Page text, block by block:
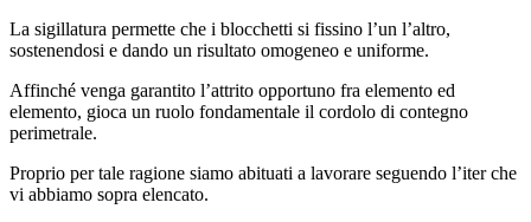
La sigillatura permette che i blocchetti si fissino l’un l’altro,
sostenendosi e dando un risultato omogeneo e uniforme.
Affinché venga garantito l’attrito opportuno fra elemento ed
elemento, gioca un ruolo fondamentale il cordolo di contegno
perimetrale.
Proprio per tale ragione siamo abituati a lavorare seguendo l’iter che
vi abbiamo sopra elencato.